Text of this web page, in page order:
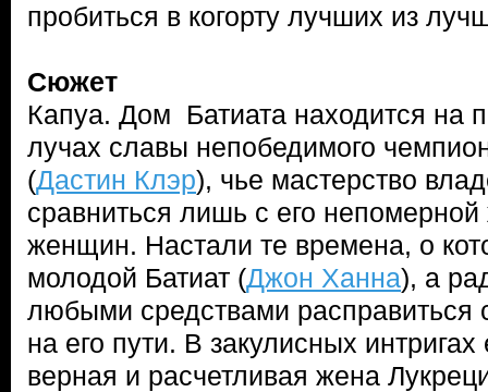
пробиться в когорту лучших из
Сюжет
Капуа. Дом Батиата находится на
лучах славы непобедимого
(Дастин Клэр), чье мастерство
сравниться лишь с его
женщин. Настали те времена, о
молодой Батиат (Джон Ханна), а
любыми средствами расправиться
на его пути. В закулисных
верная и расчетливая жена